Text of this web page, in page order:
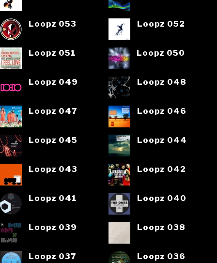
Loopz 053 Loopz 052
Loopz 051 Loopz 050
Loopz 049 Loopz 048
Loopz 047 Loopz 046
Loopz 045 Loopz 044
Loopz 043 Loopz 042
Loopz 041 Loopz 040
Loopz 039 Loopz 038
Loopz 037 Loopz 036